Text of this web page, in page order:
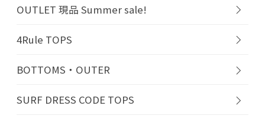
OUTLET 現品 Summer sale!
4Rule TOPS
BOTTOMS・OUTER
SURF DRESS CODE TOPS